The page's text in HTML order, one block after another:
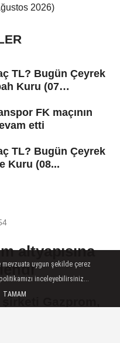
2026)
TL? Bugün Çeyrek
Kuru (07
FK maçının
etti
TL? Bugün Çeyrek
Kuru (08...
altyapısına
mevzuata uygun şekilde çerez
inceleyebilirsiniz...
TAMAM